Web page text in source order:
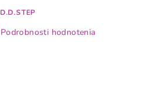
D.D.STEP
Podrobnosti hodnotenia